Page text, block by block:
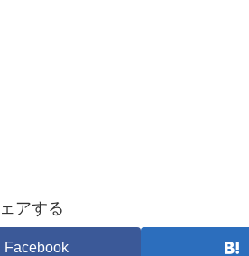
アする
Facebook